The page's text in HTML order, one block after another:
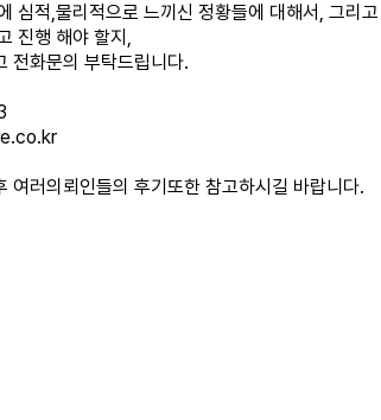
심적,물리적으로 느끼신 정황들에 대해서, 그리
진행 해야 할지,
전화문의 부탁드립니다.